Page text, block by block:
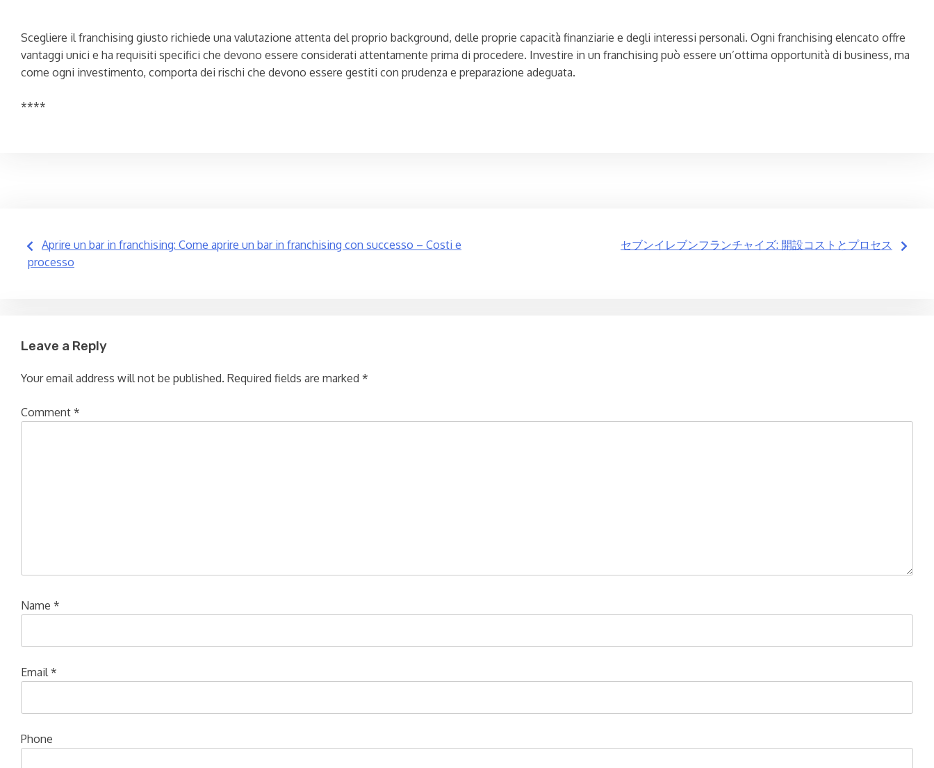
Scegliere il franchising giusto richiede una valutazione attenta del proprio background, delle proprie capacità finanziarie e degli interessi personali. Ogni franchising elencato offre
vantaggi unici e ha requisiti specifici che devono essere considerati attentamente prima di procedere. Investire in un franchising può essere un’ottima opportunità di business, ma
come ogni investimento, comporta dei rischi che devono essere gestiti con prudenza e preparazione adeguata.
****
Post
Aprire un bar in franchising: Come aprire un bar in franchising con successo – Costi e
processo
セブンイレブンフランチャイズ: 開設コストとプロセス
Leave a Reply
Your email address will not be published. Required fields are marked *
Comment *
Name *
Email*
Phone